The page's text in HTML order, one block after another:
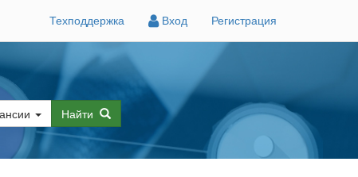
Техподдержка Вход Регистрация
Найти